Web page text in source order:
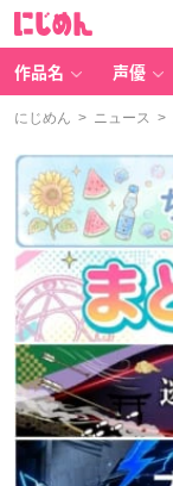
作品名 声優
にじめん > ニュース >